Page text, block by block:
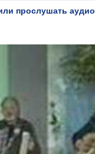
прослушать аудио